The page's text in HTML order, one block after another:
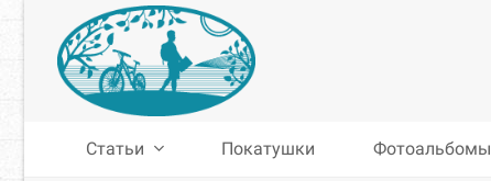
Статьи Покатушки Фотоальбомы